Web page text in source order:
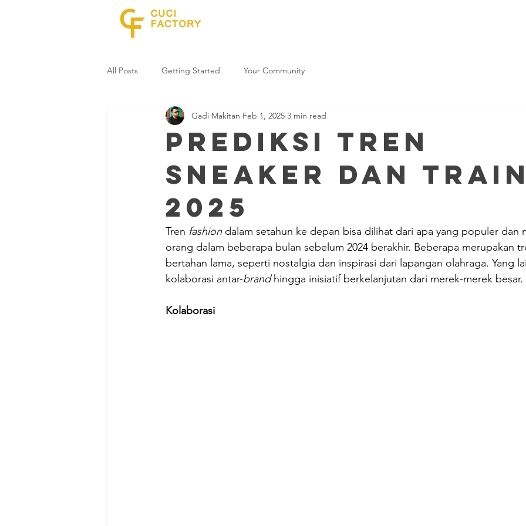
All Posts Getting Started Your Community
Prediksi Tren
Sneaker dan
2025
Gadi Makitan Feb 1, 2025 3 min read
Tren fashion dalam setahun ke depan bisa dilihat dari apa yang populer dan
orang dalam beberapa bulan sebelum 2024 berakhir. Beberapa merupakan
bertahan lama, seperti nostalgia dan inspirasi dari lapangan olahraga. Yang
kolaborasi antar-brand hingga inisiatif berkelanjutan dari merek-merek besar.
Kolaborasi